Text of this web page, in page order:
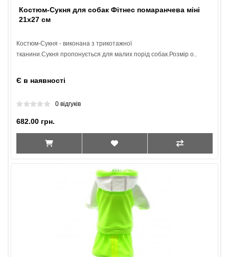
Костюм-Сукня для собак Фітнес помаранчева міні
21х27 см
Костюм-Сукня - виконана з трикотажної
тканини.Сукня пропонується для малих порід собак.Розмір о..
Є в наявності
0 відгуків
682.00 грн.